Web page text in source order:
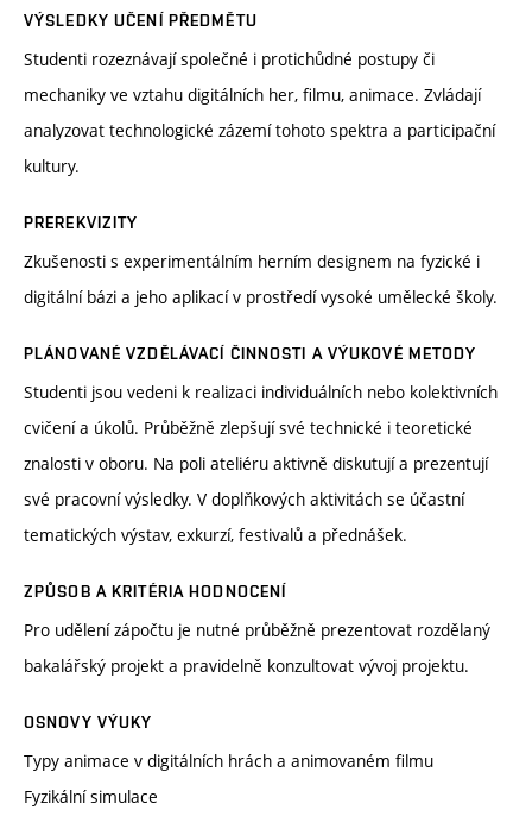
VÝSLEDKY UČENÍ PŘEDMĚTU
Studenti rozeznávají společné i protichůdné postupy či
mechaniky ve vztahu digitálních her, filmu, animace. Zvládají
analyzovat technologické zázemí tohoto spektra a participační
kultury.
PREREKVIZITY
Zkušenosti s experimentálním herním designem na fyzické i
digitální bázi a jeho aplikací v prostředí vysoké umělecké školy.
PLÁNOVANÉ VZDĚLÁVACÍ ČINNOSTI A VÝUKOVÉ METODY
Studenti jsou vedeni k realizaci individuálních nebo kolektivních
cvičení a úkolů. Průběžně zlepšují své technické i teoretické
znalosti v oboru. Na poli ateliéru aktivně diskutují a prezentují
své pracovní výsledky. V doplňkových aktivitách se účastní
tematických výstav, exkurzí, festivalů a přednášek.
ZPŮSOB A KRITÉRIA HODNOCENÍ
Pro udělení zápočtu je nutné průběžně prezentovat rozdělaný
bakalářský projekt a pravidelně konzultovat vývoj projektu.
OSNOVY VÝUKY
Typy animace v digitálních hrách a animovaném filmu
Fyzikální simulace